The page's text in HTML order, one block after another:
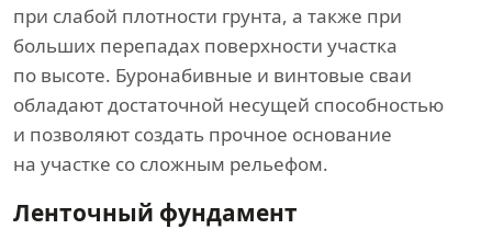
при слабой плотности грунта, а также при
больших перепадах поверхности участка
по высоте. Буронабивные и винтовые сваи
обладают достаточной несущей способностью
и позволяют создать прочное основание
на участке со сложным рельефом.
Ленточный фундамент